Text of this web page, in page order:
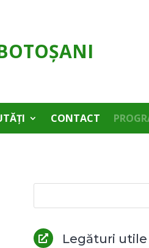
CONTACT
 Legături utile